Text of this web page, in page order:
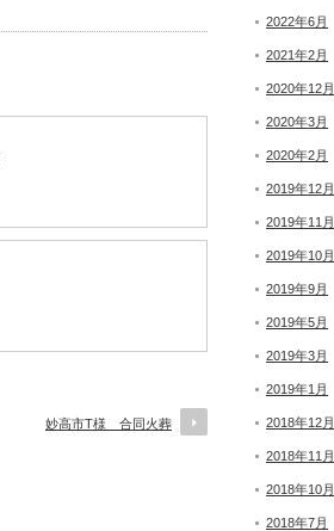
妙高市T様 合同火葬
2022年6月
2021年2月
2020年12月
2020年3月
2020年2月
2019年12月
2019年11月
2019年10月
2019年9月
2019年5月
2019年3月
2019年1月
2018年12月
2018年11月
2018年10月
2018年7月